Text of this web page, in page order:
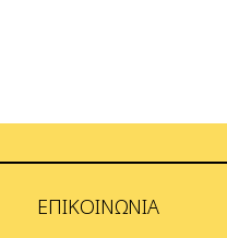
ΕΠΙΚΟΙΝΩΝΊΑ